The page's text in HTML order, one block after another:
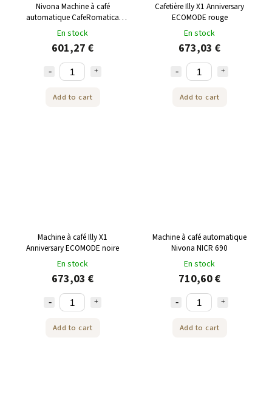
Nivona Machine à café
automatique CafeRomatica
NICR 560 Blanc/Chrome
En stock
601,27 €
Add to cart
Cafetière Illy X1 Anniversary
ECOMODE rouge
En stock
673,03 €
Add to cart
Machine à café Illy X1
Anniversary ECOMODE noire
En stock
673,03 €
Add to cart
Machine à café automatique
Nivona NICR 690
En stock
710,60 €
Add to cart